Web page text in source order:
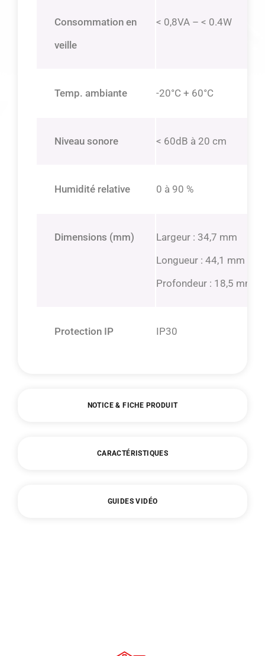
Consommation en
veille
< 0,8VA – < 0.4W
Temp. ambiante -20°C + 60°C
Niveau sonore < 60dB à 20 cm
Humidité relative 0 à 90 %
Dimensions (mm)
Largeur : 34,7 mm
Longueur : 44,1 mm
Profondeur : 18,5 mm
Protection IP IP30
NOTICE & FICHE PRODUIT
CARACTÉRISTIQUES
GUIDES VIDÉO